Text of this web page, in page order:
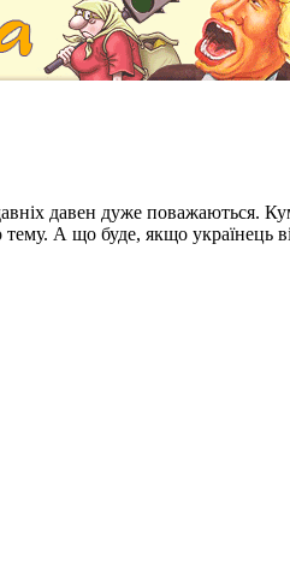
давен дуже
А що буде, якщо українець